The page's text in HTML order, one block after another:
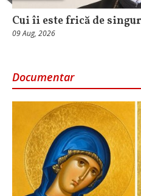
Cui îi este frică de
09 Aug, 2026
Documentar